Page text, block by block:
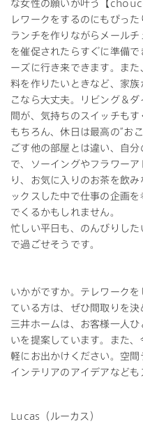
な女性の願いが叶う【
レワークをするのにもぴっ
ランチを作りながらメール
を催促されたらすぐに準備
ーズに行き来できます。ま
料を作りたいときなど、家
こなら大丈夫。リビング＆
間が、気持ちのスイッチもす
もちろん、休日は最高の“お
ごす他の部屋とは違い、自
で、ソーイングやフラワー
り、お気に入りのお茶を飲
ックスした中で仕事の企画
でくるかもしれません。
忙しい平日も、のんびりし
で過ごせそうです。
いかがですか。テレワーク
ている方は、ぜひ間取りを決
三井ホームは、お客様一人
いを提案しています。また
軽にお出かけください。空
インテリアのアイデアなども
Lucas（ルーカス）